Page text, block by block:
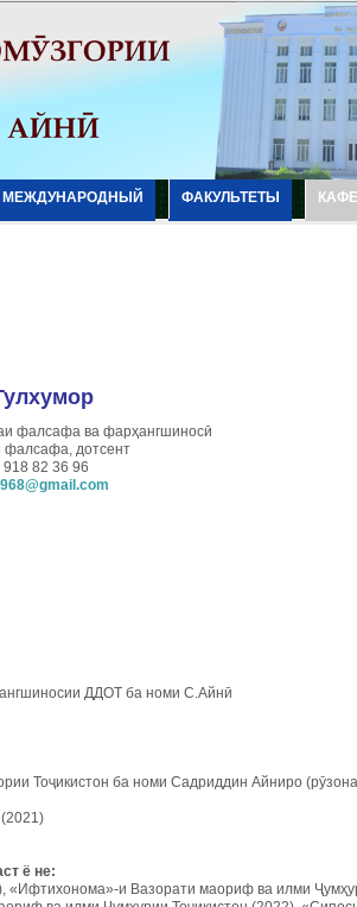
МЕЖДУНАРОДНЫЙ ФАКУЛЬТЕТЫ
фалсафа ва фарҳангшиносӣ
фалсафа, дотсент
82 36 96
ДДОТ ба номи С.Айнӣ
Тоҷикистон ба номи Садриддин Айниро
ё не:
«Ифтихонома»-и Вазорати маориф ва илми